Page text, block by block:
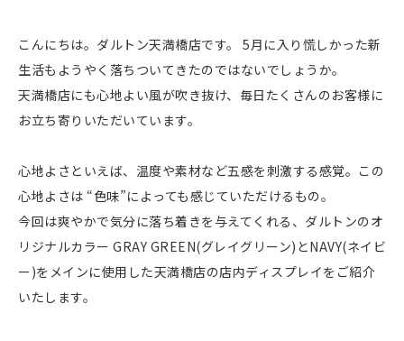
こんにちは。ダルトン天満橋店です。 5月に入り慌しかった新
生活もようやく落ちついてきたのではないでしょうか。
天満橋店にも心地よい風が吹き抜け、毎日たくさんのお客様に
お立ち寄りいただいています。
心地よさといえば、温度や素材など五感を刺激する感覚。この
心地よさは “色味”によっても感じていただけるもの。
今回は爽やかで気分に落ち着きを与えてくれる、ダルトンのオ
リジナルカラー GRAY GREEN(グレイグリーン)とNAVY(ネイビ
ー)をメインに使用した天満橋店の店内ディスプレイをご紹介
いたします。